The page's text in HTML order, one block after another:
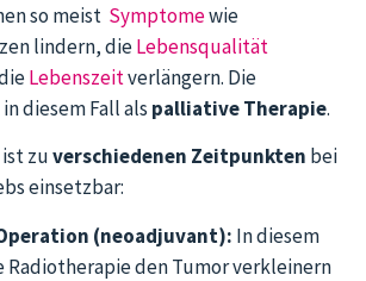
so meist Symptomewie
lindern, dieLebensqualität
Lebenszeitverlängern. Die
diesem Fall als palliative Therapie.
zuverschiedenen Zeitpunkten bei
einsetzbar:
(neoadjuvant): In diesem
Radiotherapie den Tumor verkleinern